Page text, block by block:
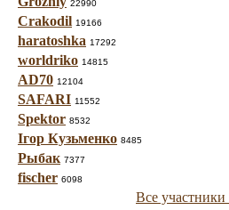
22990
Crakodil 19166
haratoshka 17292
worldriko 14815
AD70 12104
SAFARI 11552
Spektor 8532
Ігор Кузьменко 8485
Рыбак 7377
fischer 6098
Все участники